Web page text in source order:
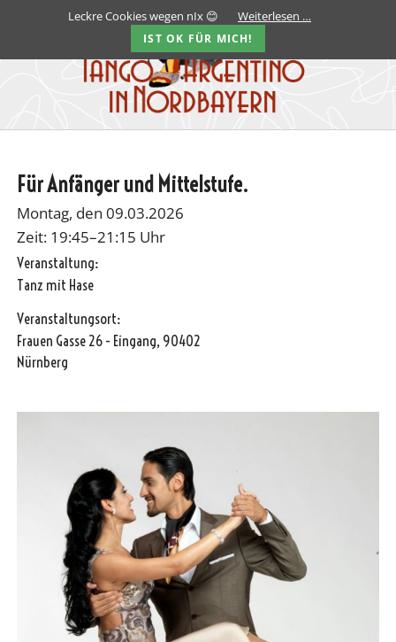
Für Anfänger und Mittelstufe.
Montag, den 09.03.2026
Zeit: 19:45–21:15 Uhr
Veranstaltung:
Tanz mit Hase
Veranstaltungsort:
Frauen Gasse 26 - Eingang, 90402
Nürnberg
Leckre Cookies wegen nIx 😊 Weiterlesen …
IST OK FÜR MICH!